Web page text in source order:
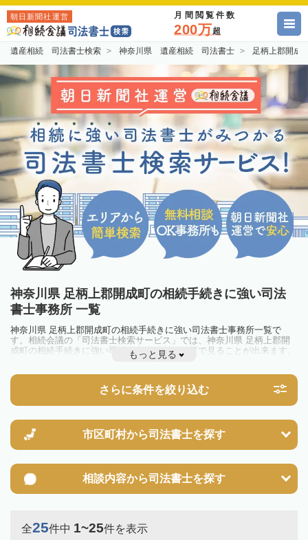
朝日新聞社運営 月間閲覧件数
200万超
遺産相続 司法書士検索 神奈川県 遺産相続 司法書士 足柄上郡開
神奈川県 足柄上郡開成町の相続手続きに強い司法
書士事務所 一覧
神奈川県 足柄上郡開成町の相続手続きに強い司法書士事務所一覧で
す。相続会議の「司法書士検索サービス」では、神奈川県 足柄上郡開
成町の相続手続きに強い司法書士事務所を一覧で見ることが出来ます。
相続のトラブルやお悩みを抱えている方は一度近隣の司法書士に相談し
もっと見る
さらに条件を絞り込む
市区町村から司法書士を探す
相談内容から司法書士を探す
全25件中 1~25件を表示